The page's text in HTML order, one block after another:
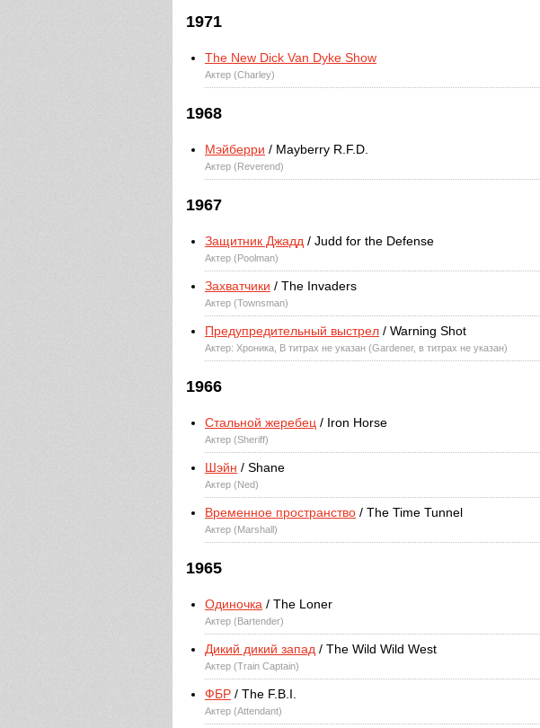
1971
The New Dick Van Dyke Show
Актер (Charley)
1968
Мэйберри / Mayberry R.F.D.
Актер (Reverend)
1967
Защитник Джадд / Judd for the Defense
Актер (Poolman)
Захватчики / The Invaders
Актер (Townsman)
Предупредительный выстрел / Warning Shot
Актер: Хроника, В титрах не указан (Gardener, в титрах не указан)
1966
Стальной жеребец / Iron Horse
Актер (Sheriff)
Шэйн / Shane
Актер (Ned)
Временное пространство / The Time Tunnel
Актер (Marshall)
1965
Одиночка / The Loner
Актер (Bartender)
Дикий дикий запад / The Wild Wild West
Актер (Train Captain)
ФБР / The F.B.I.
Актер (Attendant)